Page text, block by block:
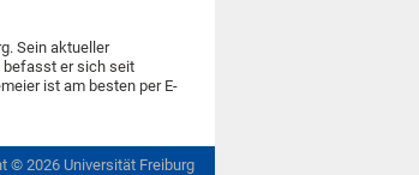
Sein aktueller
befasst er sich seit
ist am besten per E-
© 2026 Universität Freiburg